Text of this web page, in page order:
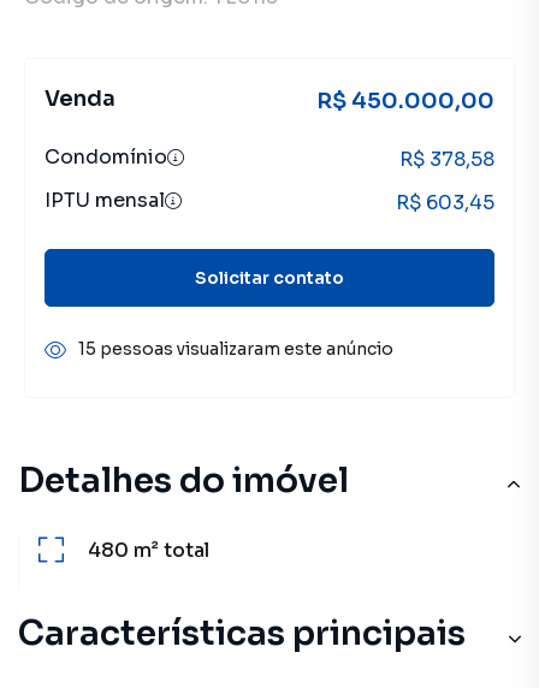
Detalhes do imóvel
480 m²total
Características principais
Venda R$ 450.000,00
Condomínio
R$ 378,58
IPTU mensal
R$ 603,45
Solicitar contato
15 pessoas visualizaram este anúncio